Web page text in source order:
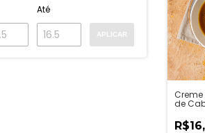
Até
APLICAR
de